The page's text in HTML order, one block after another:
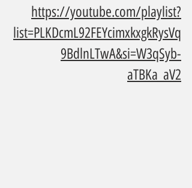
https://youtube.com/playlist?
list=PLKDcmL92FEYcimxkxgkRysVq
9BdlnLTwA&si=W3qSyb-
aTBKa_aV2